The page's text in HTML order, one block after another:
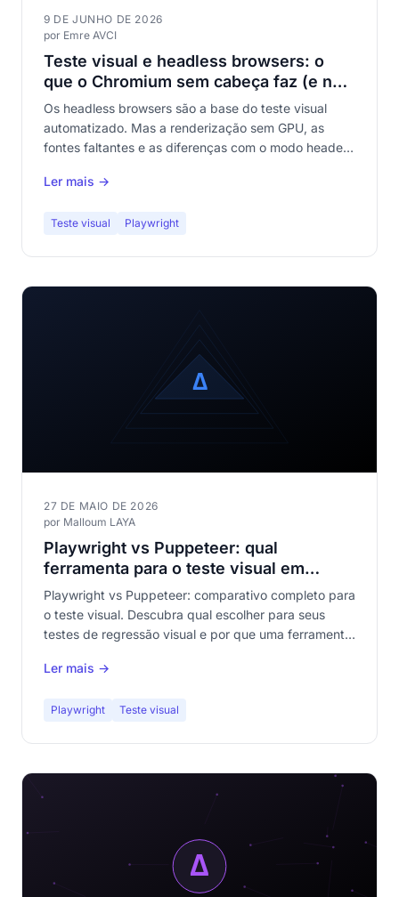
9 DE JUNHO DE 2026
por Emre AVCI
Teste visual e headless browsers: o
que o Chromium sem cabeça faz (e não
faz) aos seus screenshots
Os headless browsers são a base do teste visual
automatizado. Mas a renderização sem GPU, as
fontes faltantes e as diferenças com o modo headed
Ler mais →
Teste visual Playwright
27 DE MAIO DE 2026
por Malloum LAYA
Playwright vs Puppeteer: qual
ferramenta para o teste visual em
2026?
Playwright vs Puppeteer: comparativo completo para
o teste visual. Descubra qual escolher para seus
testes de regressão visual e por que uma ferramenta
Ler mais →
Playwright Teste visual